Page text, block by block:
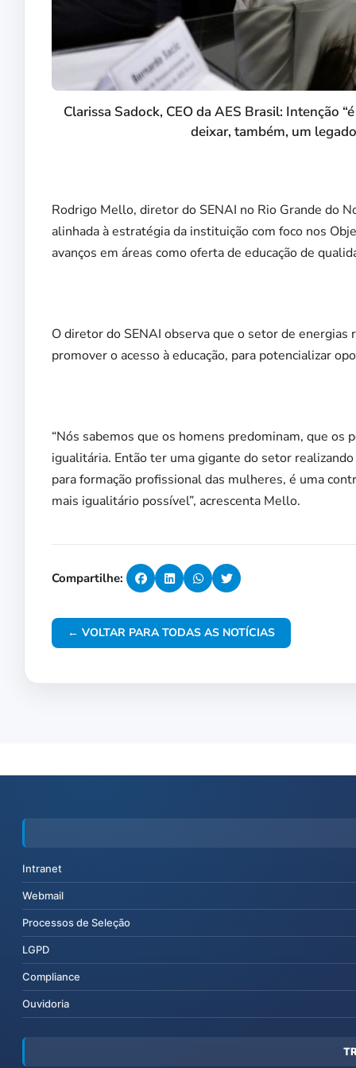
Clarissa Sadock, CEO da AES Brasil: Intenção
deixar, também, um
Rodrigo Mello, diretor do SENAI no Rio Grande do
alinhada à estratégia da instituição com foco nos
avanços em áreas como oferta de educação de
O diretor do SENAI observa que o setor de
promover o acesso à educação, para potencializar
“Nós sabemos que os homens predominam, que os
igualitária. Então ter uma gigante do setor
para formação profissional das mulheres, é uma
mais igualitário possível”, acrescenta Mello.
Compartilhe:
← VOLTAR PARA TODAS AS NOTÍCIAS
Intranet
Webmail
Processos de Seleção
LGPD
Compliance
Ouvidoria